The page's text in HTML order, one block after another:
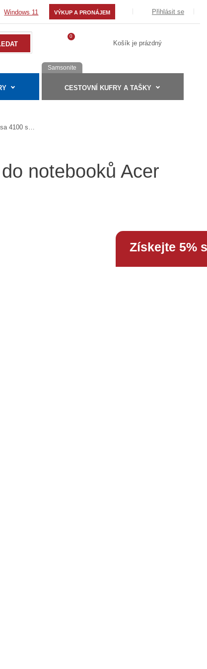
Windows 11 VÝKUP A PRONÁJEM Přihlásit se
0
Košík je prázdný
Samsonite
CESTOVNÍ KUFRY A TAŠKY
notebooků Acer
Získejte 5%